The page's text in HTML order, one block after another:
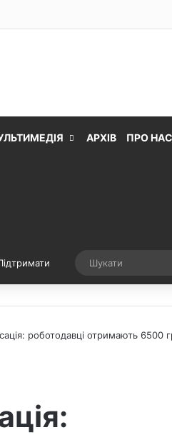
АРХІВ ПРО НАС
Випадкова стаття
роботодавці отримають 6500